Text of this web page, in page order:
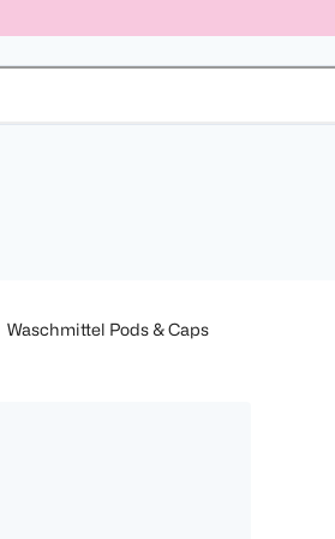
Waschmittel Pods & Caps